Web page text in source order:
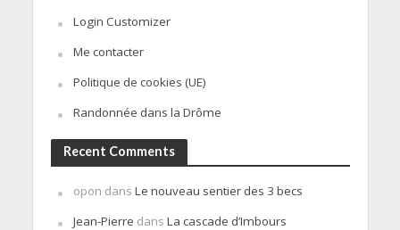
Login Customizer
Me contacter
Politique de cookies (UE)
Randonnée dans la Drôme
Recent Comments
opon dans Le nouveau sentier des 3 becs
Jean-Pierre dans La cascade d’Imbours